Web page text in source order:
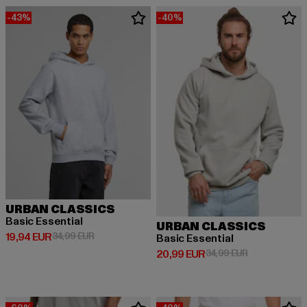
-43%
URBAN CLASSICS
Basic Essential
19,94 EUR
Derzeitiger Preis: 19,94 EUR
34,99 EURAktionspreis: 34,99 EUR
-40%
URBAN CLASSICS
Basic Essential
20,99 EUR
Derzeitiger Preis: 20,99 EUR
34,99 EURAktionspreis: